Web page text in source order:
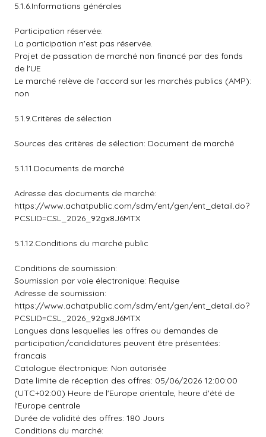
5.1.6.Informations générales
Participation réservée:
La participation n'est pas réservée.
Projet de passation de marché non financé par des fonds
de l'UE
Le marché relève de l'accord sur les marchés publics (AMP):
non
5.1.9.Critères de sélection
Sources des critères de sélection: Document de marché
5.1.11.Documents de marché
Adresse des documents de marché:
https://www.achatpublic.com/sdm/ent/gen/ent_detail.do?
PCSLID=CSL_2026_92gx8J6MTX
5.1.12.Conditions du marché public
Conditions de soumission:
Soumission par voie électronique: Requise
Adresse de soumission:
https://www.achatpublic.com/sdm/ent/gen/ent_detail.do?
PCSLID=CSL_2026_92gx8J6MTX
Langues dans lesquelles les offres ou demandes de
participation/candidatures peuvent être présentées:
francais
Catalogue électronique: Non autorisée
Date limite de réception des offres: 05/06/2026 12:00:00
(UTC+02:00) Heure de l'Europe orientale, heure d'été de
l'Europe centrale
Durée de validité des offres: 180 Jours
Conditions du marché: